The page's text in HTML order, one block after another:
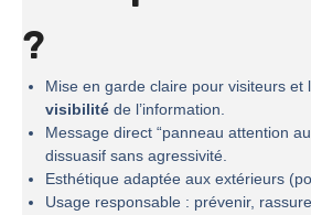
?
Mise en garde claire pour visiteurs et
visibilité de l’information.
Message direct “panneau attention
dissuasif sans agressivité.
Esthétique adaptée aux extérieurs
Usage responsable : prévenir,